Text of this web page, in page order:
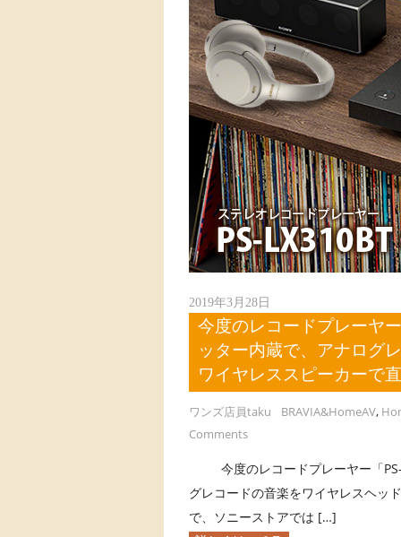
2019年3月28日
今度のレコードプレーヤ
ッター内蔵で、アナログ
ワイヤレススピーカーで
ワンズ店員taku BRAVIA&HomeAV,
Comments
今度のレコードプレーヤー「PS-
グレコードの音楽をワイヤレスヘッ
で、ソニーストアでは […]